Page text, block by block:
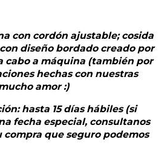
con cordón ajustable; cosida
diseño bordado creado por
cabo a máquina (también por
hechas con nuestras
amor :)
hasta 15 días hábiles (si
fecha especial, consultanos
que seguro podemos